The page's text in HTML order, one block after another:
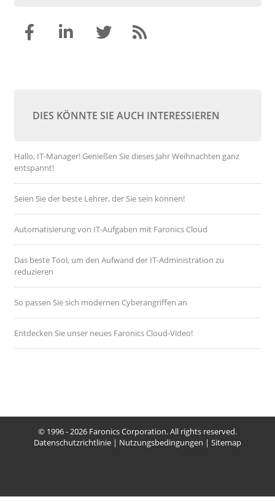
DIES KÖNNTE SIE AUCH INTERESSIEREN
Hallo, IT-Manager! Genießen Sie dieses Jahr Weihnachten ganz
entspannt!
Seien Sie der beste Lehrer, der Sie sein können!
Automatisierung von IT-Aufgaben mit Faronics Cloud
Das beste Tool, um den Aufwand der IT-Administration zu
reduzieren
So passen Sie sich modernen Cyberangriffen an
Entdecken Sie unser neues Faronics Cloud-Video!
© 1996 - 2026 Faronics Corporation. All rights reserved.
Datenschutzrichtlinie | Nutzungsbedingungen | Sitemap